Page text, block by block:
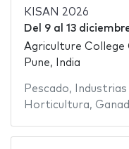
KISAN 2026
Del 9al 13
Agriculture College
Pune, India
Pescado,
Horticultura,